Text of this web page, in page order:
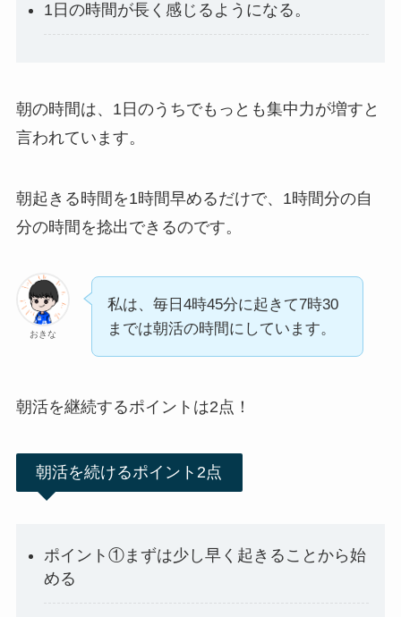
1日の時間が長く感じるようになる。
朝の時間は、1日のうちでもっとも集中力が増すと
言われています。
朝起きる時間を1時間早めるだけで、1時間分の自
分の時間を捻出できるのです。
おきな
私は、毎日4時45分に起きて7時30
までは朝活の時間にしています。
朝活を継続するポイントは2点！
朝活を続けるポイント2点
ポイント①まずは少し早く起きることから始
める